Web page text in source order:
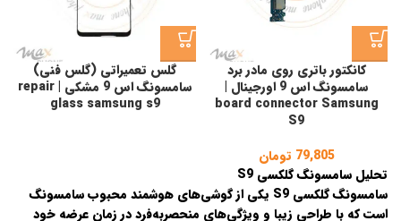
کانکتور باتری روی مادر برد
سامسونگ اس 9 اورجینال |
board connector Samsung
S9
79,805 تومان
گلس تعمیراتی (گلس فنی)
سامسونگ اس 9 مشکی | repair
glass samsung s9
تحلیل سامسونگ گلکسی S9
سامسونگ گلکسی S9 یکی از گوشی‌های هوشمند محبوب سامسونگ
است که با طراحی زیبا و ویژگی‌های منحصربه‌فرد در زمان عرضه خود